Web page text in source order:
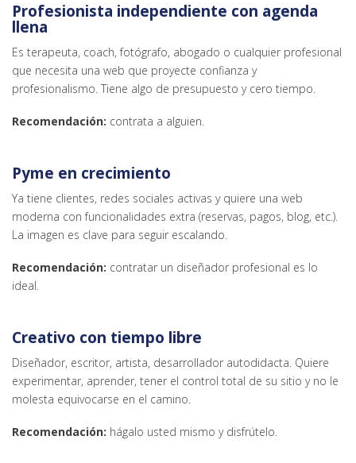
Profesionista independiente con agenda
llena
Es terapeuta, coach, fotógrafo, abogado o cualquier profesional
que necesita una web que proyecte confianza y
profesionalismo. Tiene algo de presupuesto y cero tiempo.
Recomendación: contrata a alguien.
Pyme en crecimiento
Ya tiene clientes, redes sociales activas y quiere una web
moderna con funcionalidades extra (reservas, pagos, blog, etc.).
La imagen es clave para seguir escalando.
Recomendación: contratar un diseñador profesional es lo
ideal.
Creativo con tiempo libre
Diseñador, escritor, artista, desarrollador autodidacta. Quiere
experimentar, aprender, tener el control total de su sitio y no le
molesta equivocarse en el camino.
Recomendación: hágalo usted mismo y disfrútelo.